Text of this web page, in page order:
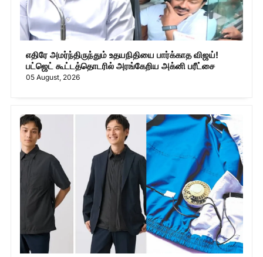
எதிரே அமர்ந்திருந்தும் உதயநிதியை பார்க்காத விஜய்!
பட்ஜெட் கூட்டத்தொடரில் அரங்கேறிய அக்னி பரீட்சை
05 August, 2026